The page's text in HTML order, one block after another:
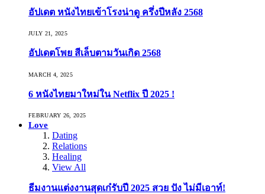
อัปเดต หนังไทยเข้าโรงน่าดู ครึ่งปีหลัง 2568
JULY 21, 2025
อัปเดตโพย สีเล็บตามวันเกิด 2568
MARCH 4, 2025
6 หนังไทยมาใหม่ใน Netflix ปี 2025 !
FEBRUARY 26, 2025
Love
Dating
Relations
Healing
View All
ธีมงานแต่งงานสุดเก๋รับปี 2025 สวย ปัง ไม่มีเอาท์!